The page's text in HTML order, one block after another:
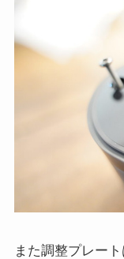
また調整プレー